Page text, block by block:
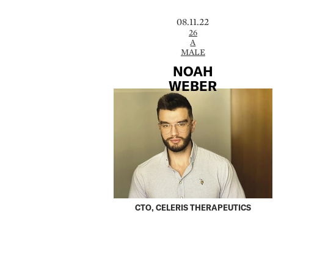
08.11.22
26
A
MALE
NOAH
WEBER
CTO, CELERIS THERAPEUTICS